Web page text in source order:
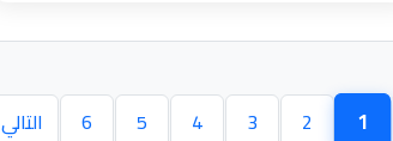
1
2
3
4
5
6 التالي